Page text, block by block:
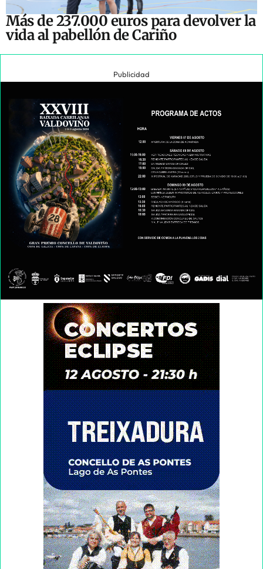
Más de 237.000 euros para devolver la
vida al pabellón de Cariño
Publicidad